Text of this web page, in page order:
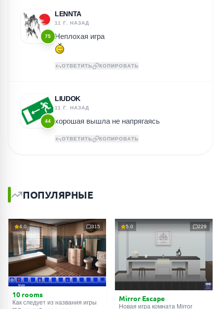
75
LENNTA
11 Г. НАЗАД
Неплохая игра
ОТВЕТИТЬ КОПИРОВАТЬ
44
LIUDOK
11 Г. НАЗАД
хорошая вышла не напрягаясь
ОТВЕТИТЬ КОПИРОВАТЬ
ПОПУЛЯРНЫЕ
4.0 315
10 rooms
Как следует из названия игры
5.0 229
Mirror Escape
Новая игра комната Mirror